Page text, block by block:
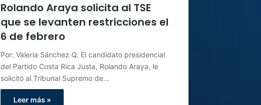
Rolando Araya solicita al TSE
que se levanten restricciones el
6 de febrero
Por: Valeria Sánchez Q. El candidato presidencial
del Partido Costa Rica Justa, Rolando Araya, le
solicitó al Tribunal Supremo de…
Leer más »